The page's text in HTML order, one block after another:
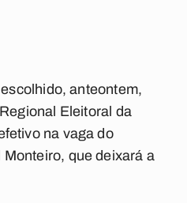
anteontem,
Eleitoral da
na vaga do
que deixará a